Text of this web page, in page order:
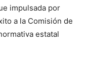
impulsada por
a la Comisión de
estatal